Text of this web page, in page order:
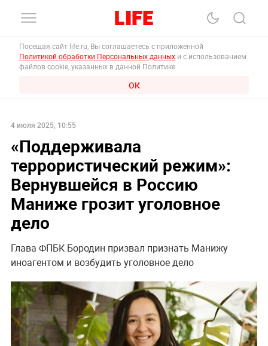
Посещая сайт life.ru, Вы соглашаетесь с приложенной
Политикой обработки Персональных данных и с использованием
файлов cookie, указанных в данной Политике.
ОК
4 июля 2025, 10:55
«Поддерживала
террористический режим»:
Вернувшейся в Россию
Маниже грозит уголовное
дело
Глава ФПБК Бородин призвал признать Манижу
иноагентом и возбудить уголовное дело